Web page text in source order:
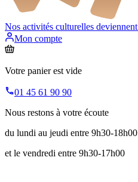
Nos activités culturelles deviennent
Mon compte
Votre panier est vide
01 45 61 90 90
Nous restons à votre écoute
du lundi au jeudi entre 9h30-18h00
et le vendredi entre 9h30-17h00